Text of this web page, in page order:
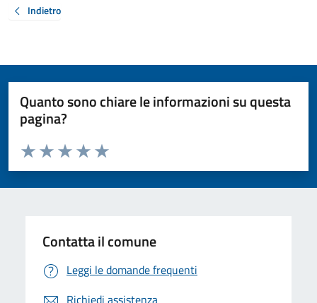
Indietro
Quanto sono chiare le informazioni su questa
pagina?
Valuta da 1 a 5 stelle la pagina
Valuta 5 stelle su 5
Valuta 4 stelle su 5
Valuta 3 stelle su 5
Valuta 2 stelle su 5
Valuta 1 stelle su 5
Contatta il comune
Leggi le domande frequenti